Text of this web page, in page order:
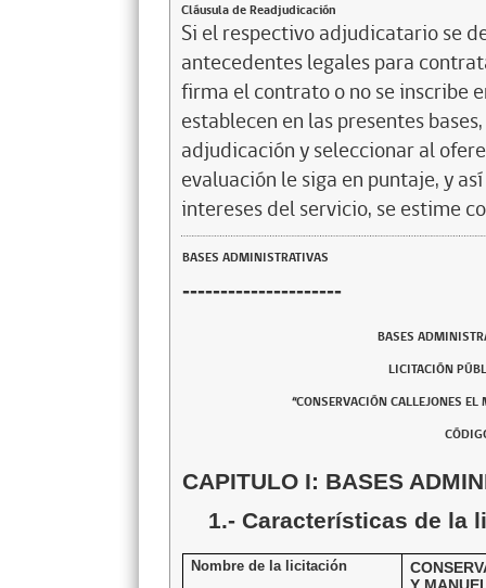
Cláusula de Readjudicación
Si el respectivo adjudicatario se
antecedentes legales para
firma el contrato o no se inscribe
establecen en las presentes
adjudicación y seleccionar al
evaluación le siga en puntaje, y
intereses del servicio, se estime
BASES ADMINISTRATIVAS
---------------------
BASES
LICITACIÓN
“CONSERVACIÓN CALLEJONES
CAPITULO I: BASES
1.- Características de la
Nombre de la licitación